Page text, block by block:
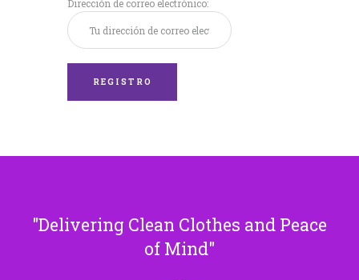
Dirección de correo electrónico:
Delivering Clean Clothes and Peace
of Mind